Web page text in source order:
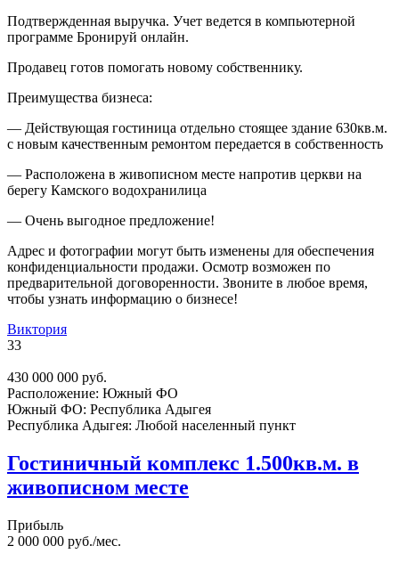
Подтвержденная выручка. Учет ведется в компьютерной
программе Бронируй онлайн.
Продавец готов помогать новому собственнику.
Преимущества бизнеса:
— Действующая гостиница отдельно стоящее здание 630кв.м.
с новым качественным ремонтом передается в собственность
— Расположена в живописном месте напротив церкви на
берегу Камского водохранилица
— Очень выгодное предложение!
Адрес и фотографии могут быть изменены для обеспечения
конфиденциальности продажи. Осмотр возможен по
предварительной договоренности. Звоните в любое время,
чтобы узнать информацию о бизнесе!
Виктория
33
430 000 000 руб.
Расположение: Южный ФО
Южный ФО: Республика Адыгея
Республика Адыгея: Любой населенный пункт
Гостиничный комплекс 1.500кв.м. в
живописном месте
Прибыль
2 000 000 руб./мес.